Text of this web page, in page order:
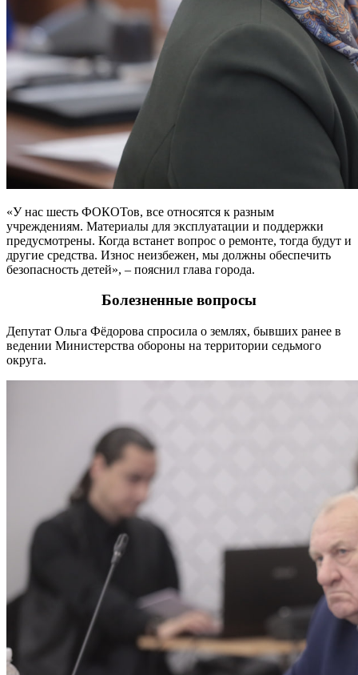
«У нас шесть ФОКОТов, все относятся к разным
учреждениям. Материалы для эксплуатации и поддержки
предусмотрены. Когда встанет вопрос о ремонте, тогда будут и
другие средства. Износ неизбежен, мы должны обеспечить
безопасность детей», – пояснил глава города.
Болезненные вопросы
Депутат Ольга Фёдорова спросила о землях, бывших ранее в
ведении Министерства обороны на территории седьмого
округа.